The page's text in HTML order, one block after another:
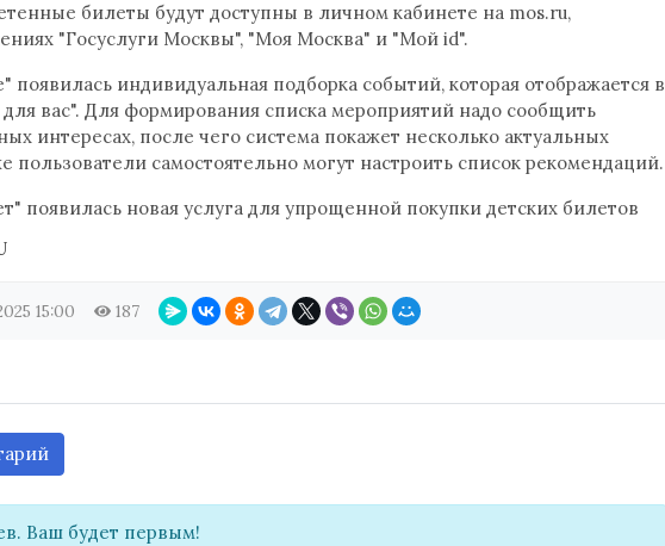
билеты будут доступны в личном кабинете на mos.ru,
"Госуслуги Москвы", "Моя Москва" и "Мой id".
появилась индивидуальная подборка событий, которая отображается в
вас". Для формирования списка мероприятий надо сообщить
интересах, после чего система покажет несколько актуальных
пользователи самостоятельно могут настроить список рекомендаций.
появилась новая услуга для упрощенной покупки детских билетов
15:00 187
Ваш будет первым!